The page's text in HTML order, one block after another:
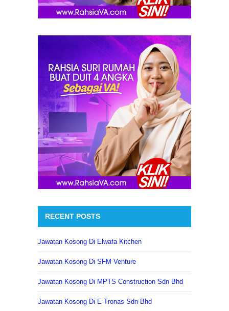
RECENT POSTS
Jawatan Kosong Di Elwafa Kitchen
Jawatan Kosong Di SFM Venture
Jawatan Kosong Di MPTS Construction Sdn Bhd
Jawatan Kosong Di E-Tronas Sdn Bhd